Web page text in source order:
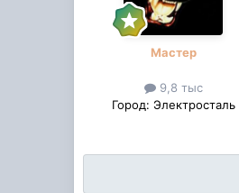
Мастер
9,8 тыс
Город: Электросталь